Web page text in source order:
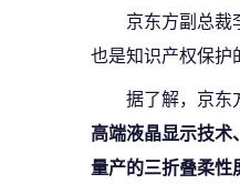
京东方副总裁
也是知识产权保护
据了解，京东
高端液晶显示技术
量产的三折叠柔性